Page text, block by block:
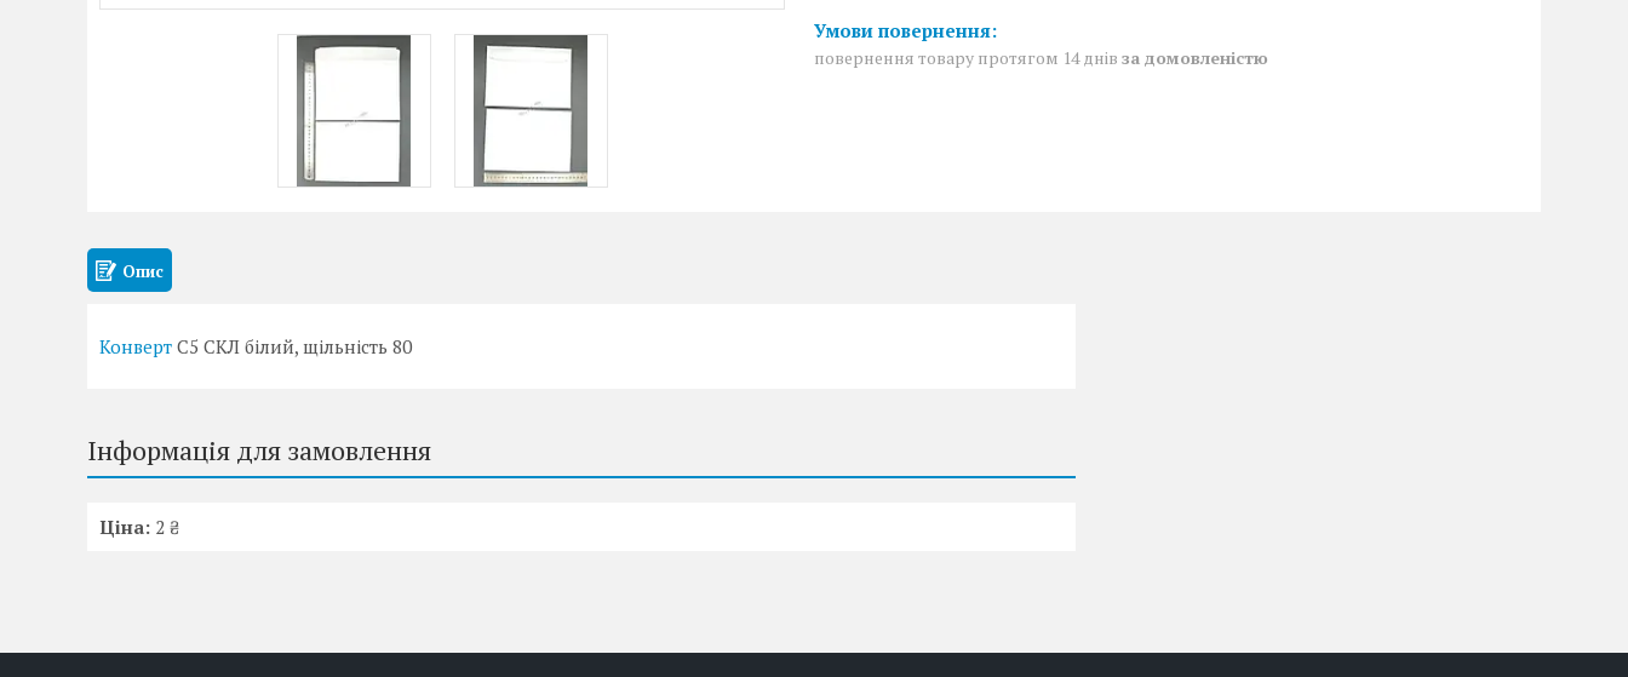
повернення товару протягом 14 днів за домовленістю
Опис
Конверт С5 СКЛ білий, щільність 80
Інформація для замовлення
Ціна: 2 ₴